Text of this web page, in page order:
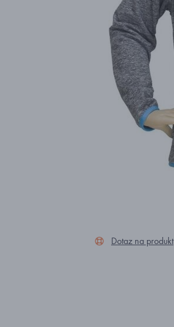
Dotaz na produkt